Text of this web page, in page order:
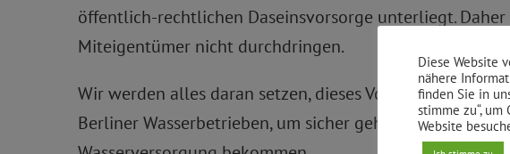
öffentlich-rechtlichen Daseinsvorsorge unterliegt.
Miteigentümer nicht durchdringen.
Wir werden alles daran setzen, dieses Volksbegehren
Berliner Wasserbetrieben, um sicher gehen zu können,
Diese Website
nähere
finden Sie in
stimme zu“,
Website